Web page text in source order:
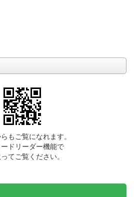
もご覧になれます。
ドリーダー機能で
てご覧ください。